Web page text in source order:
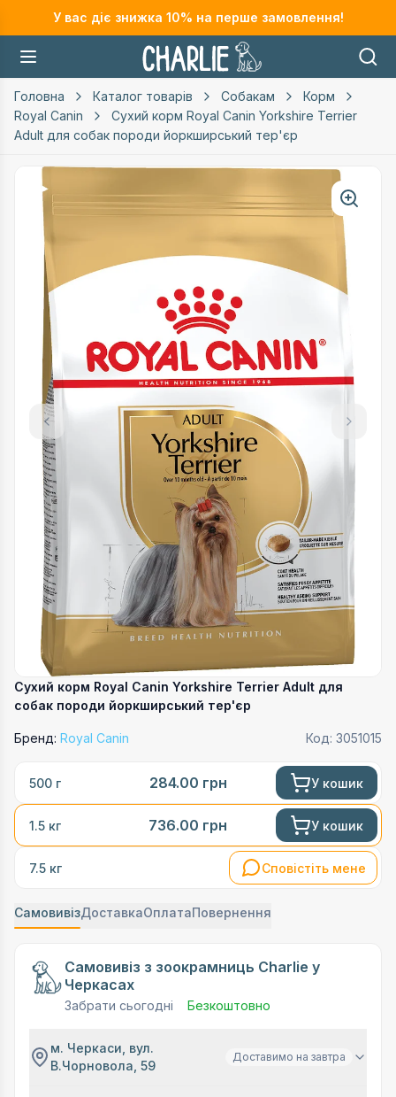
У вас діє знижка 10% на перше замовлення!
Головна Каталог товарів Собакам
Корм
Royal Canin
Сухий корм Royal Canin Yorkshire Terrier
Adult для собак породи йоркширський тер'єр
Сухий корм Royal Canin Yorkshire Terrier Adult для
собак породи йоркширський тер'єр
Бренд: Royal Canin Код: 3051015
500 г 284.00 грн У кошик
1.5 кг 736.00 грн У кошик
7.5 кг Сповістіть мене
СамовивізДоставкаОплатаПовернення
Самовивіз з зоокрамниць Charlie у
Черкасах
Забрати сьогодні Безкоштовно
м. Черкаси, вул.
В.Чорновола, 59
Доставимо на завтра